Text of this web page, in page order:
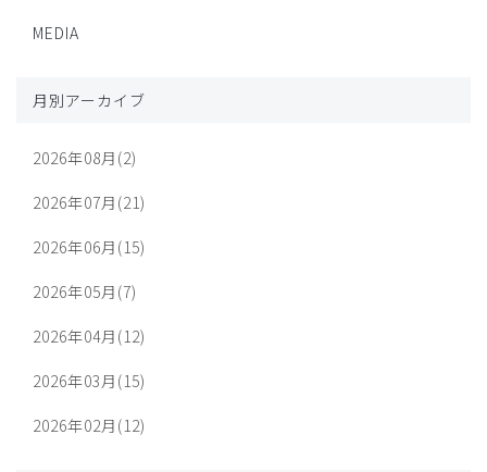
MEDIA
月別アーカイブ
2026年08月(2)
2026年07月(21)
2026年06月(15)
2026年05月(7)
2026年04月(12)
2026年03月(15)
2026年02月(12)